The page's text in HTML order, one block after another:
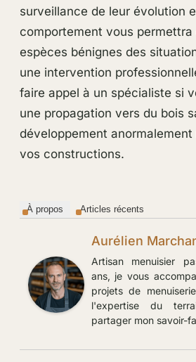
surveillance de leur évolution
comportement vous permettra
espèces bénignes des
une intervention
faire appel à un spécialiste si
une propagation vers du bois
développement anormalement
vos constructions.
À propos Articles récents
Aurélien
Artisan menuisier
ans, je vous
projets de
l'expertise du
partager mon savoir-